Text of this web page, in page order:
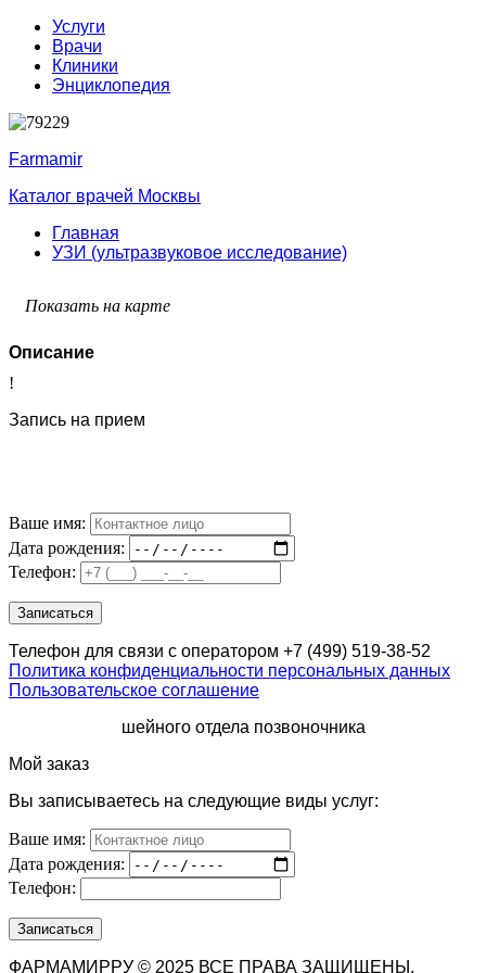
Услуги
Врачи
Клиники
Энциклопедия
Farmamir
Каталог врачей Москвы
Главная
УЗИ (ультразвуковое исследование)
Показать на карте
Описание
!
Запись на прием
Ваше имя:
Дата рождения:
Телефон:
Телефон для связи с оператором +7 (499) 519-38-52
Политика конфиденциальности персональных данных
Пользовательское соглашение
шейного отдела позвоночника
Мой заказ
Вы записываетесь на следующие виды услуг:
Ваше имя:
Дата рождения:
Телефон:
ФАРМАМИРРУ © 2025 ВСЕ ПРАВА ЗАЩИЩЕНЫ.